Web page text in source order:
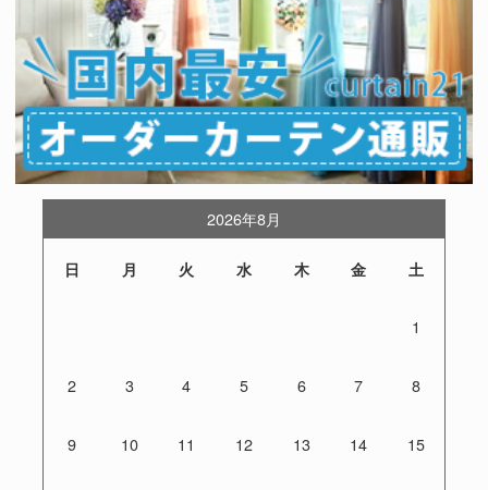
2026年8月
日 月 火 水 木 金 土
1
2 3 4 5 6 7 8
9 10 11 12 13 14 15